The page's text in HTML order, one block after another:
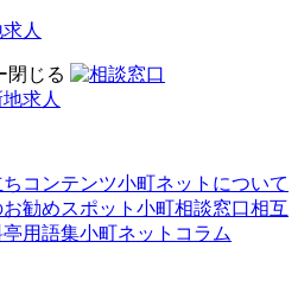
コンテンツ小町ネットについて
勧めスポット 小町相談窓口相互
亭用語集小町ネットコラム